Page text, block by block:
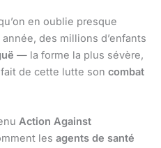
en oublie presque
des millions d’enfants
— la forme la plus sévère,
de cette lutte son combat
Action Against
les agents de santé